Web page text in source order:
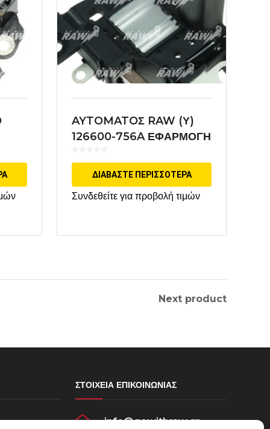
AYTOMATOΣ RAW (Υ)
126600-756A ΕΦΑΡΜΟΓΗ
ΔΙΑΒΆΣΤΕ ΠΕΡΙΣΣΌΤΕΡΑ
Συνδεθείτε για προβολή τιμών
Next product
ΣΤΟΙΧΕΊΑ ΕΠΙΚΟΙΝΩΝΊΑΣ
info@gowithraw.gr